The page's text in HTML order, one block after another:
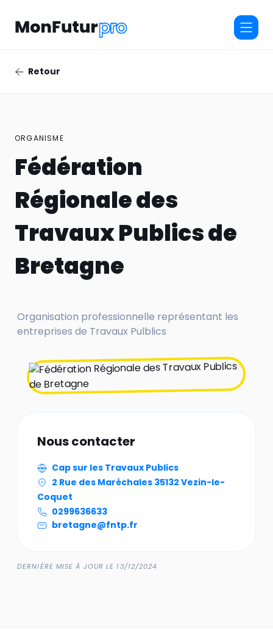
Retour
ORGANISME
Fédération
Régionale des
Travaux Publics de
Bretagne
Organisation professionnelle représentant les
entreprises de Travaux Pulblics
Nous contacter
Cap sur les Travaux Publics
2 Rue des Maréchales 35132 Vezin-le-
Coquet
0299636633
bretagne@fntp.fr
DERNIÈRE MISE À JOUR LE 13/12/2024